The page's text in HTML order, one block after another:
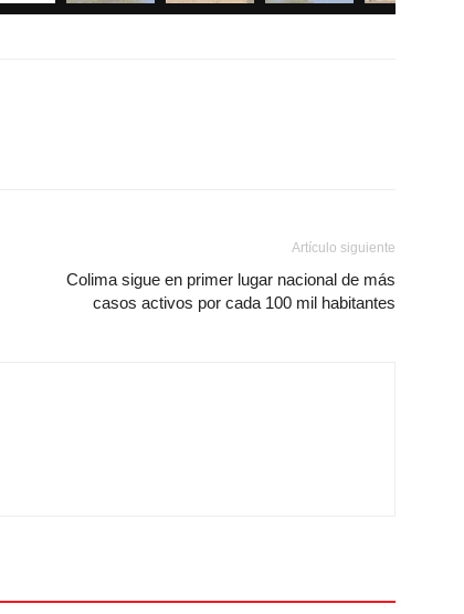
Artículo siguiente
Colima sigue en primer lugar nacional de más
casos activos por cada 100 mil habitantes